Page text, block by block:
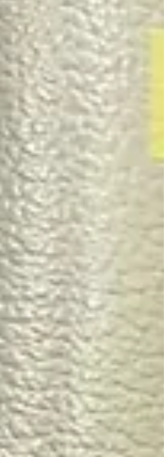
#NーWGN #スペアキー #イモビライザースペ
アーキー #スマートキー作製 #スマートキー追
加 #紛失キー作製 #鍵作製 #富山 #鍵屋